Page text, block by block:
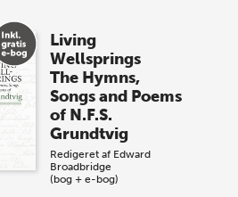
Living
Wellsprings
The Hymns,
Songs and Poems
of N.F.S.
Grundtvig
Redigeret af Edward
Broadbridge
(bog + e-bog)